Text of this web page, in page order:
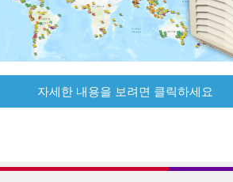
자세한 내용을 보려면 클릭하세요